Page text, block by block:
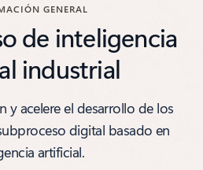
GENERAL
de inteligencia
industrial
y acelere el desarrollo de los
digital basado en
artificial.